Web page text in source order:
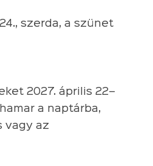
szerda, a szünet
2027. április 22–
a naptárba,
vagy az